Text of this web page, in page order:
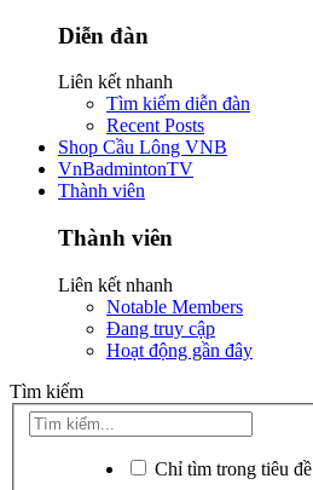
Diễn đàn
Liên kết nhanh
Tìm kiếm diễn đàn
Recent Posts
Shop Cầu Lông VNB
VnBadmintonTV
Thành viên
Thành viên
Liên kết nhanh
Notable Members
Đang truy cập
Hoạt động gần đây
Tìm kiếm
Chỉ tìm trong tiêu đề